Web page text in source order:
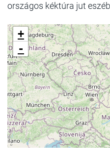
országos kéktúra jut
+
-